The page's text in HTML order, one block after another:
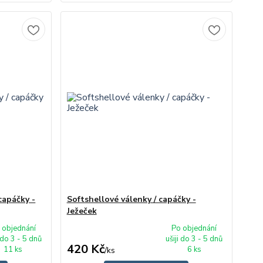
-
objednání
3 - 5 dnů
11 ks
Softshellové válenky / capáčky -
Ježeček
420 Kč/ks
Po objednání
ušiji do 3 - 5 dnů
6 ks